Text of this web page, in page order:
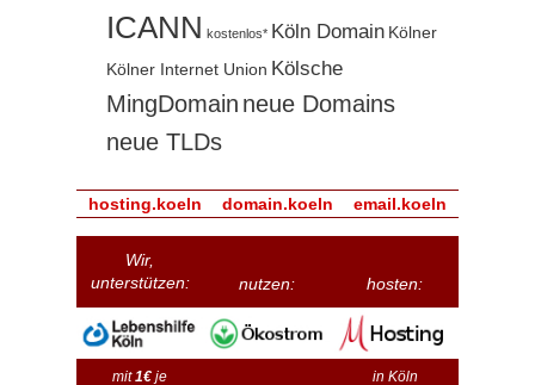
ICANN kostenlos* Köln Domain Kölner
Kölner Internet Union Kölsche
MingDomain neue Domains
neue TLDs
hosting.koeln domain.koeln email.koeln
Wir,
unterstützen:
mit1€ je
nutzen: hosten:
in Köln